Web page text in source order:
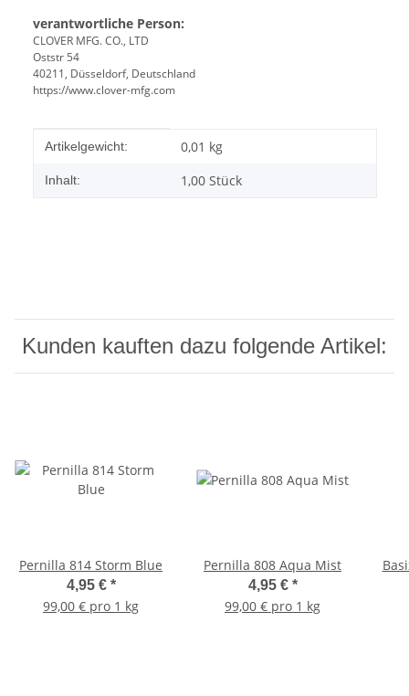
verantwortliche Person:
CLOVER MFG. CO., LTD
Oststr 54
40211, Düsseldorf, Deutschland
https://www.clover-mfg.com
Produkteigenschaft
Wert
Artikelgewicht: 0,01 kg
Inhalt: 1,00 Stück
Kunden kauften dazu folgende Artikel:
Pernilla 814 Storm Blue
4,95 € *
99,00 € pro 1 kg
Pernilla 808 Aqua Mist
4,95 € *
99,00 € pro 1 kg